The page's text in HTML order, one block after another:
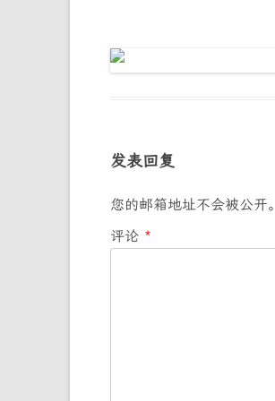
发表回复
您的邮箱地址不会被公开。
评论 *